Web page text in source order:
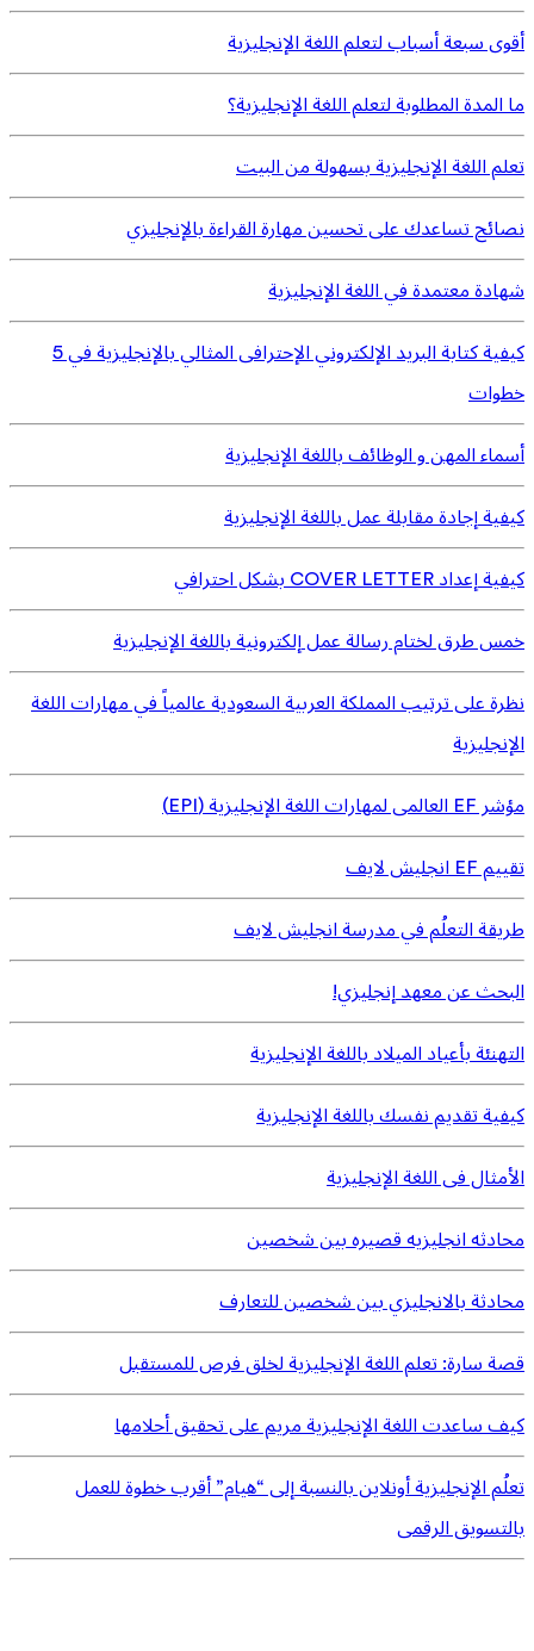
أقوى سبعة أسباب لتعلم اللغة الإنجليزية
ما المدة المطلوبة لتعلم اللغة الإنجليزية؟
تعلم اللغة الإنجليزية بسهولة من البيت
نصائح تساعدك على تحسين مهارة القراءة بالإنجليزي
شهادة معتمدة في اللغة الإنجليزية
كيفية كتابة البريد الإلكتروني الإحترافى المثالي بالإنجليزية في 5
خطوات
أسماء المهن و الوظائف باللغة الإنجليزية
كيفية إجادة مقابلة عمل باللغة الإنجليزية
كيفية إعداد COVER LETTER بشكل احترافي
خمس طرق لختام رسالة عمل إلكترونية باللغة الإنجليزية
نظرة على ترتيب المملكة العربية السعودية عالمياً في مهارات اللغة
الإنجليزية
مؤشر EF العالمى لمهارات اللغة الإنجليزية (EPI)
تقييم EF انجليش لايف
طريقة التعلُم في مدرسة انجليش لايف
البحث عن معهد إنجليزي!
التهنئة بأعياد الميلاد باللغة الإنجليزية
كيفية تقديم نفسك باللغة الإنجليزية
الأمثال فى اللغة الإنجليزية
محادثه انجليزيه قصيره بين شخصين
محادثة بالانجليزي بين شخصين للتعارف
قصة سارة: تعلم اللغة الإنجليزية لخلق فرص للمستقبل
كيف ساعدت اللغة الإنجليزية مريم على تحقيق أحلامها
تعلُم الإنجليزية أونلاين بالنسبة إلى “هيام” أقرب خطوة للعمل
بالتسويق الرقمى